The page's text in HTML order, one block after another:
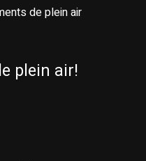
de plein air
plein air!